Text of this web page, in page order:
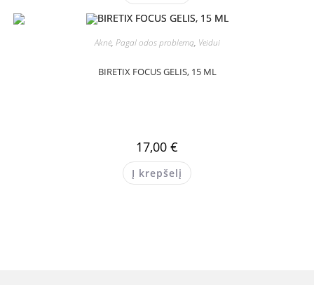
Aknė, Pagal odos problemą, Veidui
BIRETIX FOCUS GELIS, 15 ML
17,00 €
Į krepšelį